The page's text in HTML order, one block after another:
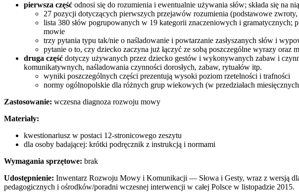
pierwsza część odnosi się do rozumienia i ewentualnie używania słów; składa się na
27 pozycji dotyczących pierwszych przejawów rozumienia (podstawowe
lista 380 słów pogrupowanych w 19 kategorii znaczeniowych i gramatycznych;
mowie
trzy pytania typu tak/nie o naśladowanie i powtarzanie zasłyszanych słów i
pytanie o to, czy dziecko zaczyna już łączyć ze sobą poszczególne wyrazy
druga część dotyczy używanych przez dziecko gestów i wykonywanych zabaw i
komunikatywnych, naśladowania czynności dorosłych, zabaw, rytuałów itp.
wyniki poszczególnych części prezentują wysoki poziom rzetelności i trafności
normy ogólnopolskie dla różnych grup wiekowych (w przedziałach
Zastosowanie: wczesna diagnoza rozwoju mowy
Materiały:
kwestionariusz w postaci 12-stronicowego zeszytu
dla osoby badającej: krótki podręcznik z instrukcją i normami
Wymagania sprzętowe: brak
Udostępnienie: Inwentarz Rozwoju Mowy i Komunikacji — Słowa i Gesty, wraz z wersją
pedagogicznych i ośrodków/poradni wczesnej interwencji w całej Polsce w listopadzie 2015.